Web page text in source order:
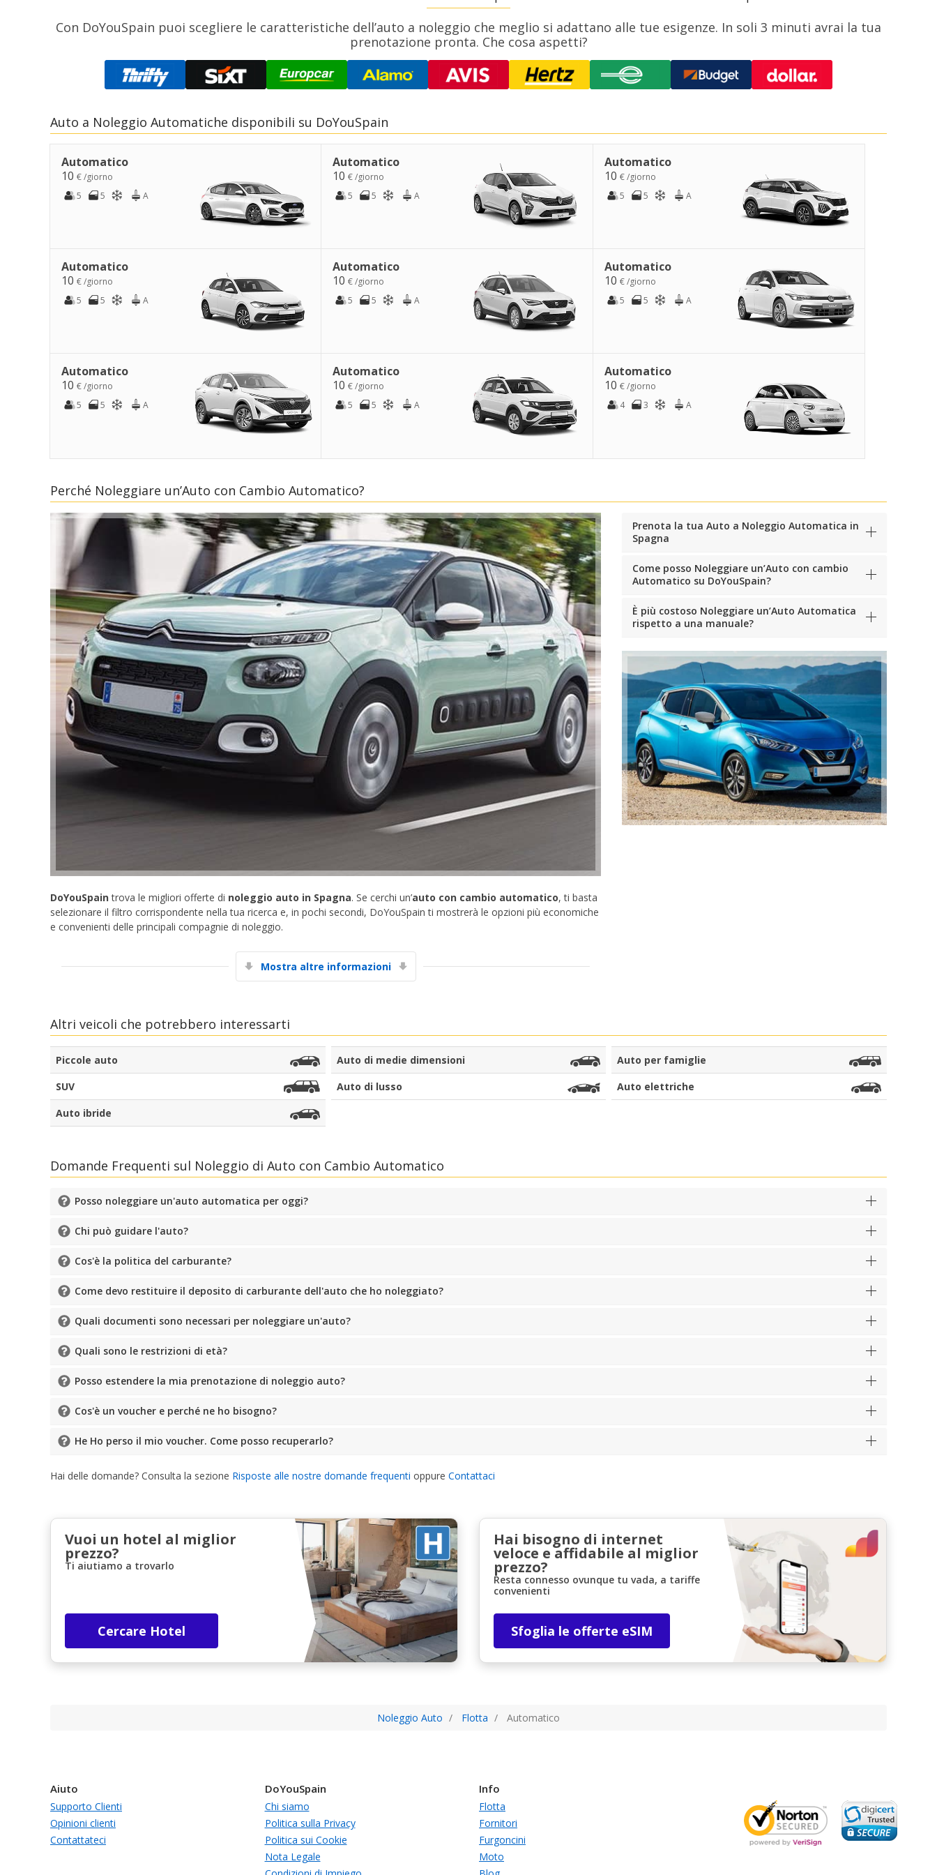
Sconti speciali
Accedi alle offerte esclusive dei nostri fornitori
Accedi con eLink
Con DoYouSpain puoi scegliere le caratteristiche dell’auto a noleggio che meglio si adattano alle tue esigenze. In soli 3 minuti avrai la tua
prenotazione pronta. Che cosa aspetti?
Auto a Noleggio Automatiche disponibili su DoYouSpain
Automatico
10 € /giorno
5
5 A
Automatico
10€ /giorno
5
5 A
Automatico
10 € /giorno
5
5 A
Automatico
10 € /giorno
5
5 A
Automatico
10€ /giorno
5
5 A
Automatico
10 € /giorno
5
5 A
Automatico
10 € /giorno
5
5 A
Automatico
10€ /giorno
5
5 A
Automatico
10 € /giorno
4
3 A
Perché Noleggiare un’Auto con Cambio Automatico?
DoYouSpaintrova le migliori offerte di noleggio auto in Spagna. Se cerchi un’auto con cambio automatico, ti basta
selezionare il filtro corrispondente nella tua ricerca e, in pochi secondi, DoYouSpain ti mostrerà le opzioni più economiche
e convenienti delle principali compagnie di noleggio.
Mostra altre informazioni
Prenota la tua Auto a Noleggio Automatica in
Spagna
Come posso Noleggiare un’Auto con cambio
Automatico su DoYouSpain?
È più costoso Noleggiare un’Auto Automatica
rispetto a una manuale?
Altri veicoli che potrebbero interessarti
Piccole auto Auto di medie dimensioni
Auto per famiglie
SUV
Auto di lusso
Auto elettriche
Auto ibride
Domande Frequenti sul Noleggio di Auto con Cambio Automatico
Posso noleggiare un'auto automatica per oggi?
Chi può guidare l'auto?
Cos'è la politica del carburante?
Come devo restituire il deposito di carburante dell'auto che ho noleggiato?
Quali documenti sono necessari per noleggiare un'auto?
Quali sono le restrizioni di età?
Posso estendere la mia prenotazione di noleggio auto?
Cos'è un voucher e perché ne ho bisogno?
He Ho perso il mio voucher. Come posso recuperarlo?
Hai delle domande? Consulta la sezione Risposte alle nostre domande frequenti oppure Contattaci
Vuoi un hotel al miglior
prezzo?
Ti aiutiamo a trovarlo
Cercare Hotel
Hai bisogno di internet
veloce e affidabile al miglior
prezzo?
Resta connesso ovunque tu vada, a tariffe
convenienti
Sfoglia le offerte eSIM
Noleggio Auto Flotta Automatico
Aiuto
Supporto Clienti
Opinioni clienti
Contattateci
DoYouSpain
Chi siamo
Politica sulla Privacy
Politica sui Cookie
Nota Legale
Info
Flotta
Fornitori
Furgoncini
Moto